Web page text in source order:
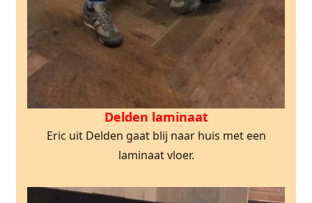
Delden laminaat
Eric uit Delden gaat blij naar huis met een
laminaat vloer.